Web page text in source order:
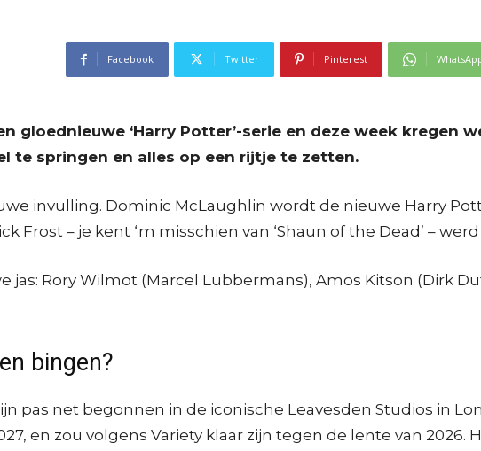
Facebook Twitter Pinterest
gloednieuwe ‘Harry Potter’-serie en deze week kregen
te springen en alles op een rijtje te zetten.
invulling. Dominic McLaughlin wordt de nieuwe Harry
Frost – je kent ‘m misschien van ‘Shaun of the Dead’ –
Rory Wilmot (Marcel Lubbermans), Amos Kitson (Dirk
bingen?
pas net begonnen in de iconische Leavesden Studios in
en zou volgens Variety klaar zijn tegen de lente van